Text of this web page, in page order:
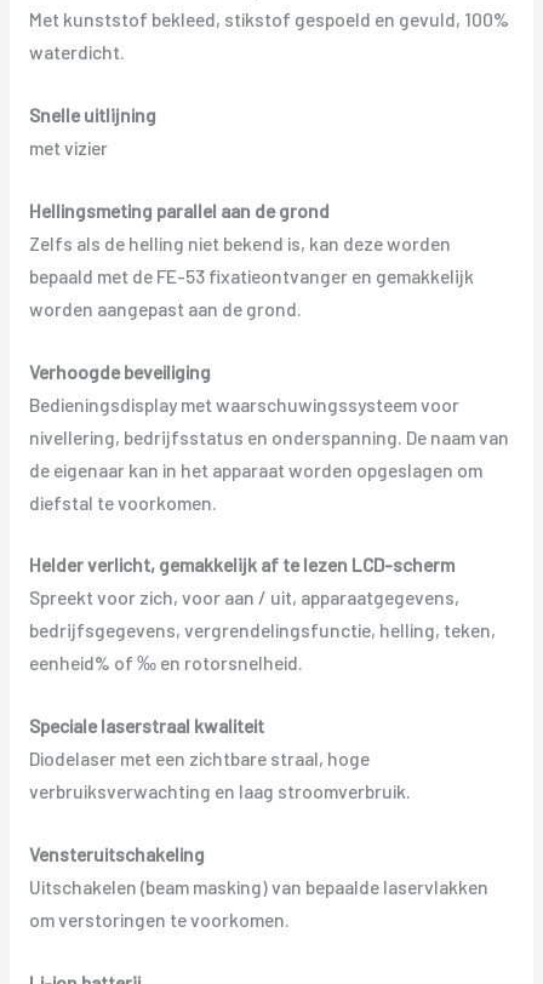
Met kunststof bekleed, stikstof gespoeld en gevuld, 100%
waterdicht.
Snelle uitlijning
met vizier
Hellingsmeting parallel aan de grond
Zelfs als de helling niet bekend is, kan deze worden
bepaald met de FE-53 fixatieontvanger en gemakkelijk
worden aangepast aan de grond.
Verhoogde beveiliging
Bedieningsdisplay met waarschuwingssysteem voor
nivellering, bedrijfsstatus en onderspanning. De naam van
de eigenaar kan in het apparaat worden opgeslagen om
diefstal te voorkomen.
Helder verlicht, gemakkelijk af te lezen LCD-scherm
Spreekt voor zich, voor aan / uit, apparaatgegevens,
bedrijfsgegevens, vergrendelingsfunctie, helling, teken,
eenheid% of ‰ en rotorsnelheid.
Speciale laserstraal kwaliteit
Diodelaser met een zichtbare straal, hoge
verbruiksverwachting en laag stroomverbruik.
Vensteruitschakeling
Uitschakelen (beam masking) van bepaalde laservlakken
om verstoringen te voorkomen.